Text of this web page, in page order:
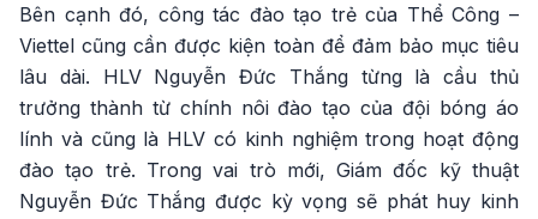
Bên cạnh đó, công tác đào tạo trẻ của Thể Công –
Viettel cũng cần được kiện toàn để đảm bảo mục tiêu
lâu dài. HLV Nguyễn Đức Thắng từng là cầu thủ
trưởng thành từ chính nôi đào tạo của đội bóng áo
lính và cũng là HLV có kinh nghiệm trong hoạt động
đào tạo trẻ. Trong vai trò mới, Giám đốc kỹ thuật
Nguyễn Đức Thắng được kỳ vọng sẽ phát huy kinh